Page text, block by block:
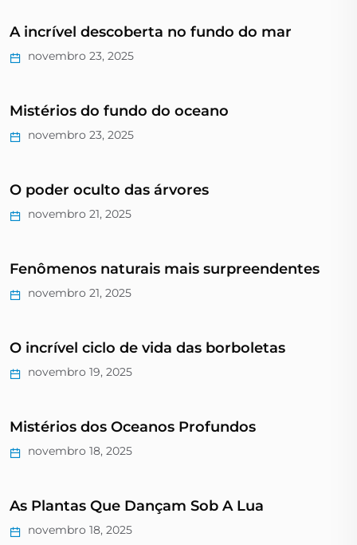
A incrível descoberta no fundo do mar
novembro 23, 2025
Mistérios do fundo do oceano
novembro 23, 2025
O poder oculto das árvores
novembro 21, 2025
Fenômenos naturais mais surpreendentes
novembro 21, 2025
O incrível ciclo de vida das borboletas
novembro 19, 2025
Mistérios dos Oceanos Profundos
novembro 18, 2025
As Plantas Que Dançam Sob A Lua
novembro 18, 2025